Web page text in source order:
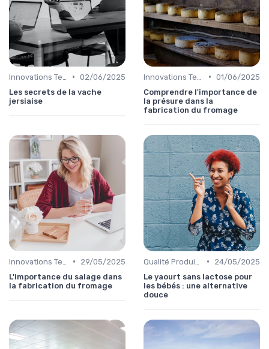
• 02/06/2025
Les secrets de la vache
jersiaise
• 01/06/2025
Comprendre l'importance de
la présure dans la
fabrication du fromage
•
29/05/2025
L'importance du salage dans
la fabrication du fromage
•
24/05/2025
Le yaourt sans lactose pour
les bébés : une alternative
douce